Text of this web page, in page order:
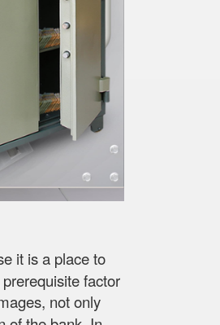
it is a place to
factor
not only